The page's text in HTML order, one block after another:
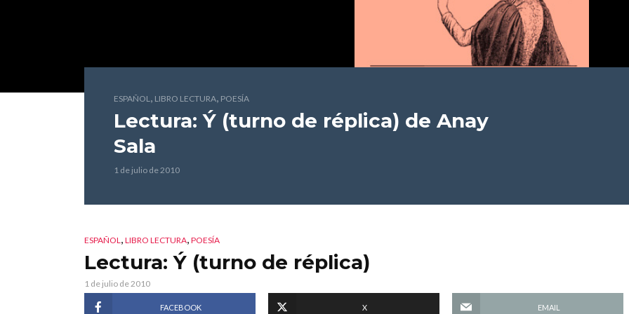
ESPAÑOL, LIBRO LECTURA, POESÍA
Lectura: Ý (turno de réplica) de Anay
Sala
1 de julio de 2010
ESPAÑOL, LIBRO LECTURA, POESÍA
Lectura: Ý (turno de réplica)
1 de julio de 2010
FACEBOOK X EMAIL